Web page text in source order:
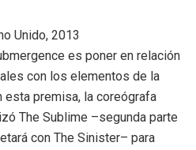
Unido, 2013
es poner en relación
con los elementos de la
esta premisa, la coreógrafa
The Sublime –segunda parte
con The Sinister– para